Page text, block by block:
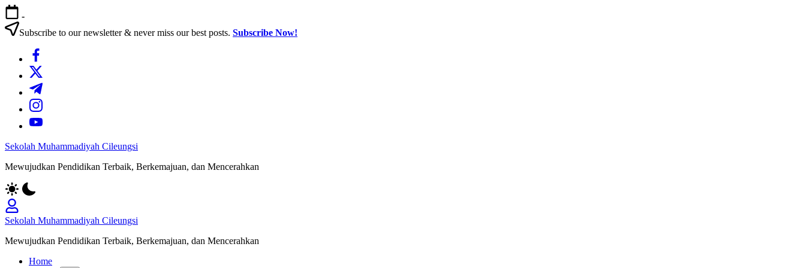
Skip
to
content
-
Subscribe to our newsletter & never miss our best posts. Subscribe Now!
https://www.facebook.com/
https://twitter.com/
https://t.me/
https://www.instagram.com/
https://youtube.com/
Sekolah Muhammadiyah Cileungsi
Mewujudkan Pendidikan Terbaik, Berkemajuan, dan Mencerahkan
Sekolah Muhammadiyah Cileungsi
Mewujudkan Pendidikan Terbaik, Berkemajuan, dan Mencerahkan
Home